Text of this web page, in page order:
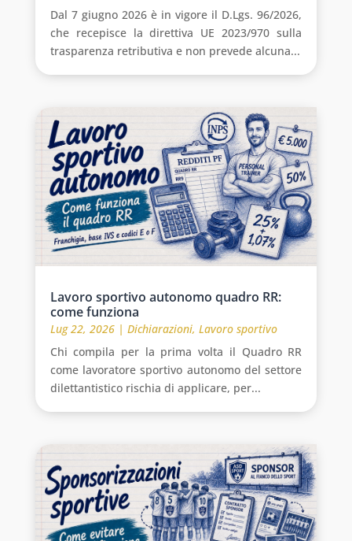
Dal 7 giugno 2026 è in vigore il D.Lgs. 96/2026,
che recepisce la direttiva UE 2023/970 sulla
trasparenza retributiva e non prevede alcuna...
Lavoro sportivo autonomo quadro RR:
come funziona
Lug 22, 2026| Dichiarazioni, Lavoro sportivo
Chi compila per la prima volta il Quadro RR
come lavoratore sportivo autonomo del settore
dilettantistico rischia di applicare, per...